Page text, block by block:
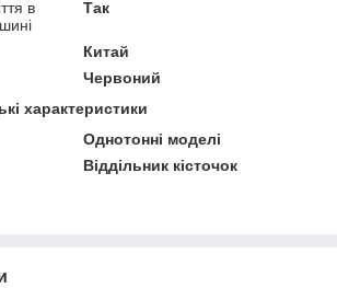
в
Так
Китай
Червоний
характеристики
Однотонні моделі
Віддільник кісточок